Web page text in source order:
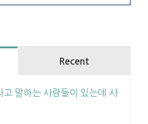
Recent
고 말하는 사람들이 있는데 사